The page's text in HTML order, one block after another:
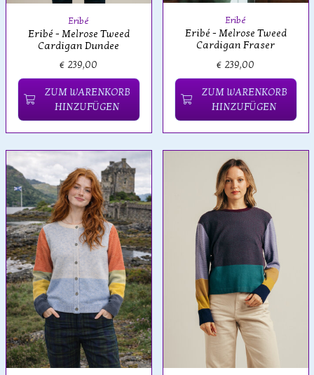
Eribé
Eribé - Melrose Tweed
Cardigan Dundee
€ 239,00
ZUM WARENKORB
HINZUFÜGEN
Eribé
Eribé - Melrose Tweed
Cardigan Fraser
€ 239,00
ZUM WARENKORB
HINZUFÜGEN